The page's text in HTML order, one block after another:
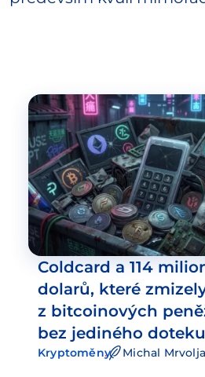
Coldcard a 114
dolarů, které
z bitcoinových
bez jediného doteku
Kryptoměny Michal